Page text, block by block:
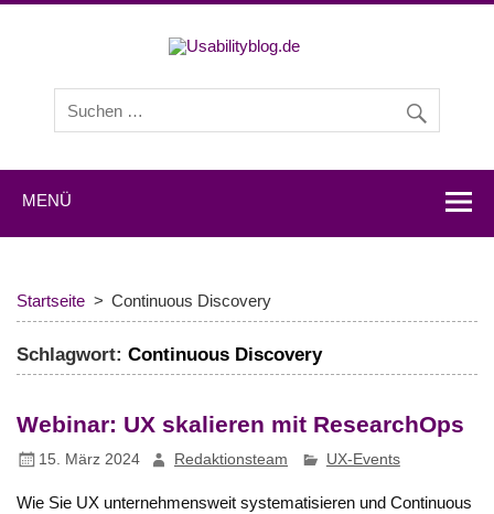
Experten zu den Themen Usability und User Experience.
MENÜ
Startseite Continuous Discovery
Schlagwort:Continuous Discovery
Webinar: UX skalieren mit ResearchOps
15. März 2024 Redaktionsteam UX-Events
Wie Sie UX unternehmensweit systematisieren und Continuous